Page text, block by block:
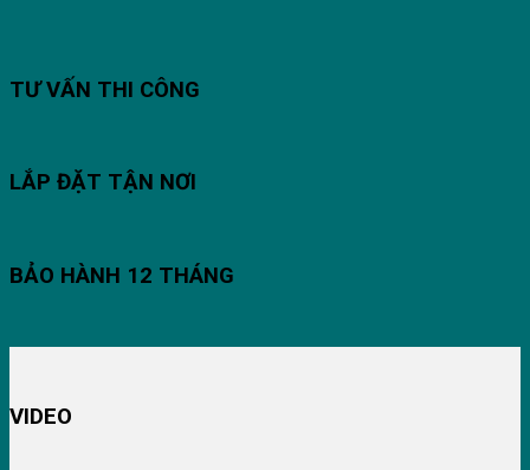
TƯ VẤN THI CÔNG
LẮP ĐẶT TẬN NƠI
BẢO HÀNH 12 THÁNG
VIDEO